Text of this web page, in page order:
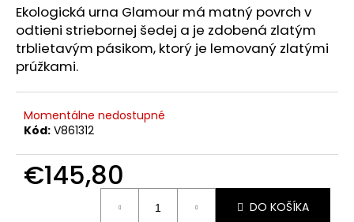
Ekologická urna Glamour má matný povrch v
odtieni striebornej šedej a je zdobená zlatým
trblietavým pásikom, ktorý je lemovaný zlatými
prúžkami.
Momentálne nedostupné
Kód: V861312
€145,80
DO KOŠÍKA
HĽADAŤ
O
d
p
o
r
ú
č